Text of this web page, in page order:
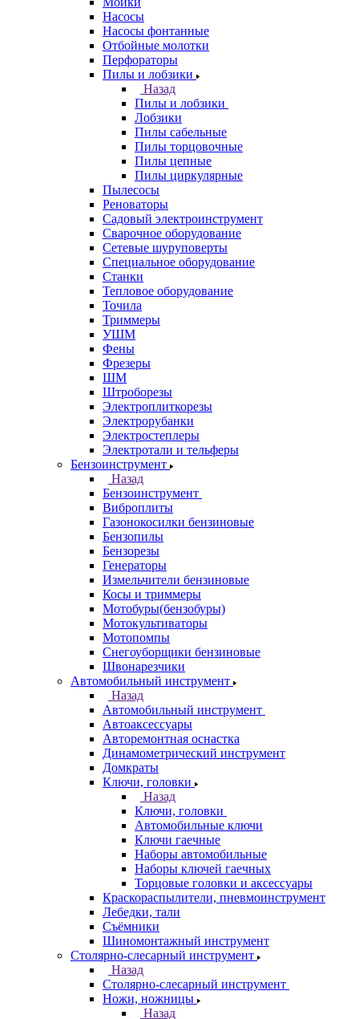
Насосы
Насосы фонтанные
Отбойные молотки
Перфораторы
Пилы и лобзики
Назад
Пилы и лобзики
Лобзики
Пилы сабельные
Пилы торцовочные
Пилы цепные
Пилы циркулярные
Пылесосы
Реноваторы
Садовый электроинструмент
Сварочное оборудование
Сетевые шуруповерты
Специальное оборудование
Станки
Тепловое оборудование
Точила
Триммеры
УШМ
Фены
Фрезеры
ШМ
Штроборезы
Электроплиткорезы
Электрорубанки
Электростеплеры
Электротали и тельферы
Бензоинструмент
Назад
Бензоинструмент
Виброплиты
Газонокосилки бензиновые
Бензопилы
Бензорезы
Генераторы
Измельчители бензиновые
Косы и триммеры
Мотобуры(бензобуры)
Мотокультиваторы
Мотопомпы
Снегоуборщики бензиновые
Швонарезчики
Автомобильный инструмент
Назад
Автомобильный инструмент
Автоаксессуары
Авторемонтная оснастка
Динамометрический инструмент
Домкраты
Ключи, головки
Назад
Ключи, головки
Автомобильные ключи
Ключи гаечные
Наборы автомобильные
Наборы ключей гаечных
Торцовые головки и аксессуары
Краскораспылители, пневмоинструмент
Лебедки, тали
Съёмники
Шиномонтажный инструмент
Столярно-слесарный инструмент
Назад
Столярно-слесарный инструмент
Ножи, ножницы
Назад